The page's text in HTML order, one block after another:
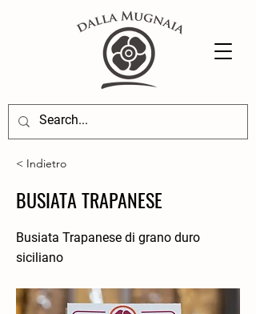
< Indietro
BUSIATA TRAPANESE
Busiata Trapanese di grano duro
siciliano